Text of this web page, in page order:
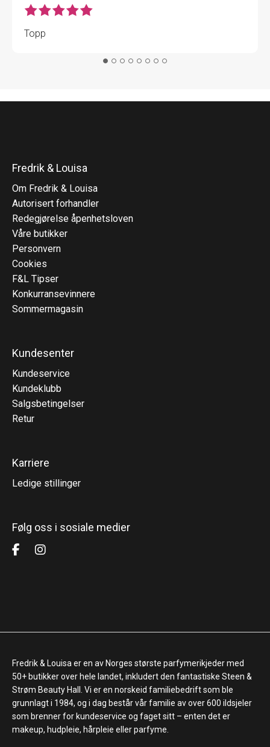
Topp
Fredrik & Louisa
Om Fredrik & Louisa
Autorisert forhandler
Redegjørelse åpenhetsloven
Våre butikker
Personvern
Cookies
F&L Tipser
Konkurransevinnere
Sommermagasin
Kundesenter
Kundeservice
Kundeklubb
Salgsbetingelser
Retur
Karriere
Ledige stillinger
Følg oss i sosiale medier
Fredrik & Louisa er en av Norges største parfymerikjeder med
50+ butikker over hele landet, inkludert den fantastiske Steen &
Strøm Beauty Hall. Vi er en norskeid familiebedrift som ble
grunnlagt i 1984, og i dag består vår familie av over 600 ildsjeler
som brenner for kundeservice og faget sitt – enten det er
makeup, hudpleie, hårpleie eller parfyme.